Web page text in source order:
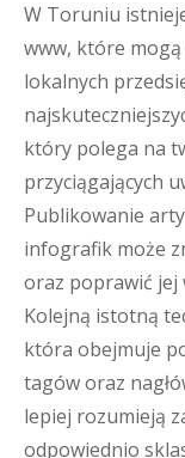
W Toruniu
www, które
lokalnych
który polega na
przyciągających
Publikowanie
infografik może
oraz poprawić jej
Kolejną istotną
która obejmuje
tagów oraz
lepiej rozumieją
odpowiednio